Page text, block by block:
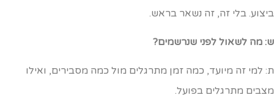
בלי זה, זה נשאר בראש.
מה לשאול לפני שנרשמים?
למי זה מיועד, כמה זמן מתרגלים מול כמה מסבירים, ואילו
מתרגלים בפועל.